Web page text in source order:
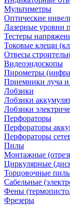
Мультиметры
Оптические
Лазерные уровни
Тестеры
Токовые клещи
Отвесы
Видеоэндоскопы
Пирометры
Приемники луча и
Лобзики
Лобзики
Лобзики
Перфораторы
Перфораторы
Перфораторы
Пилы
Монтажные
Циркулярные
Торцовочные
Сабельные
Фены
Фрезеры